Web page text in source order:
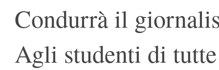
Condurrà il
Agli studenti di